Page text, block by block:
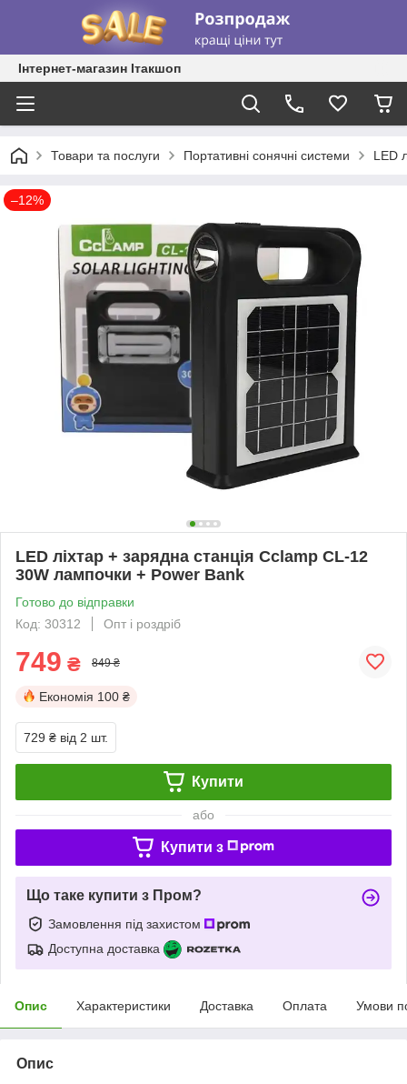
Інтернет-магазин Ітакшоп
Товари та послуги Портативні сонячні системи LED
–12%
LED ліхтар + зарядна станція Cclamp CL-12
30W лампочки + Power Bank
Готово до відправки
Код: 30312
Опт і роздріб
749 ₴ 849 ₴
Економія 100 ₴
729 ₴ від 2 шт.
Купити
або
Купити з
Що таке купити з Пром?
Замовлення під захистом
Доступна доставка
Опис Характеристики Доставка Оплата Умови
Опис